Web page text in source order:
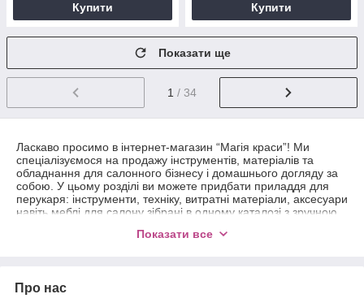
Купити Купити
Показати ще
1 / 34
Ласкаво просимо в інтернет-магазин “Магія краси”! Ми
спеціалізуємося на продажу інструментів, матеріалів та
обладнання для салонного бізнесу і домашнього догляду за
собою. У цьому розділі ви можете придбати приладдя для
перукаря: інструменти, техніку, витратні матеріали, аксесуари
навіть меблі для салону зібрані в одному каталозі з зручною
Показати все
Про нас